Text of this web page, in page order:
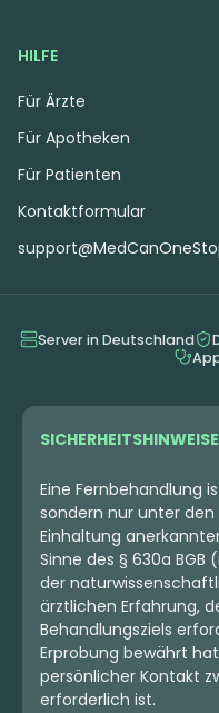
HILFE
Für Ärzte
Für Apotheken
Für Patienten
Kontaktformular
Server in Deutschland
SICHERHEITSHINWEISE
Eine Fernbehandlung
sondern nur unter den
Einhaltung
Sinne des § 630a
der
ärztlichen Erfahrung,
Behandlungsziels
Erprobung bewährt
persönlicher Kontakt
erforderlich ist.